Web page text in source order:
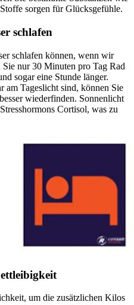
sorgen für Glücksgefühle.
schlafen
schlafen können, wenn wir
nur 30 Minuten pro Tag Rad
sogar eine Stunde länger.
am Tageslicht sind, können Sie
wiederfinden. Sonnenlicht
Cortisol, was zu
um die zusätzlichen Kilos